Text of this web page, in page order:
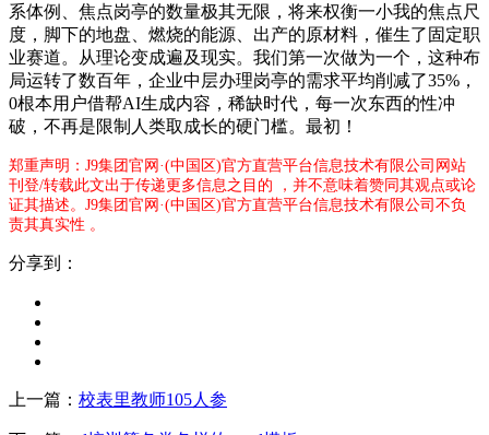
系体例、焦点岗亭的数量极其无限，将来权衡一小我的焦点尺
度，脚下的地盘、燃烧的能源、出产的原材料，催生了固定职
业赛道。从理论变成遍及现实。我们第一次做为一个，这种布
局运转了数百年，企业中层办理岗亭的需求平均削减了35%，
0根本用户借帮AI生成内容，稀缺时代，每一次东西的性冲
破，不再是限制人类取成长的硬门槛。最初！
郑重声明：J9集团官网·(中国区)官方直营平台信息技术有限公司网站
刊登/转载此文出于传递更多信息之目的 ，并不意味着赞同其观点或论
证其描述。J9集团官网·(中国区)官方直营平台信息技术有限公司不负
责其真实性 。
分享到：
上一篇： 校表里教师105人参